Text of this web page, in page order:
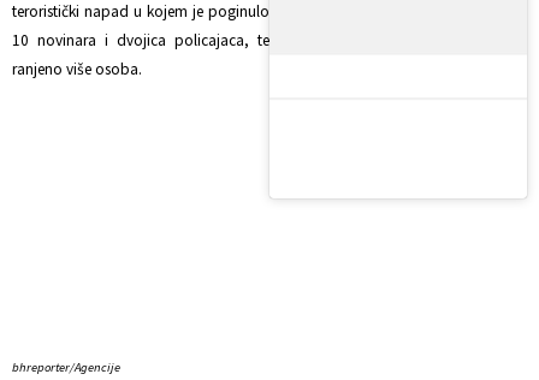
teroristički napad u kojem je poginulo
10 novinara i dvojica policajaca, te
ranjeno više osoba.
bhreporter/Agencije